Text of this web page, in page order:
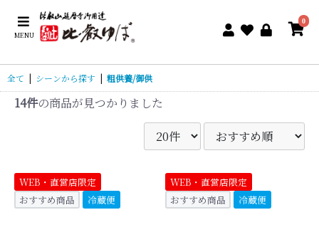
MENU
0
全て | シーンから探す | 粗供養/御供
14件の商品が見つかりました
WEB・直営店限定
おすすめ商品
冷蔵便
WEB・直営店限定
おすすめ商品
冷蔵便